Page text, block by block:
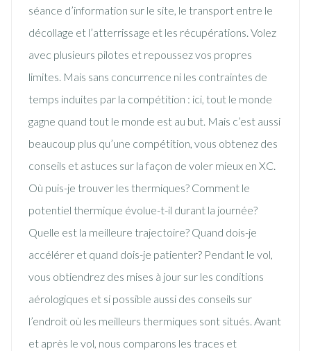
séance d’information sur le site, le transport entre le
décollage et l’atterrissage et les récupérations. Volez
avec plusieurs pilotes et repoussez vos propres
limites. Mais sans concurrence ni les contraintes de
temps induites par la compétition : ici, tout le monde
gagne quand tout le monde est au but. Mais c’est aussi
beaucoup plus qu’une compétition, vous obtenez des
conseils et astuces sur la façon de voler mieux en XC.
Où puis-je trouver les thermiques? Comment le
potentiel thermique évolue-t-il durant la journée?
Quelle est la meilleure trajectoire? Quand dois-je
accélérer et quand dois-je patienter? Pendant le vol,
vous obtiendrez des mises à jour sur les conditions
aérologiques et si possible aussi des conseils sur
l’endroit où les meilleurs thermiques sont situés. Avant
et après le vol, nous comparons les traces et